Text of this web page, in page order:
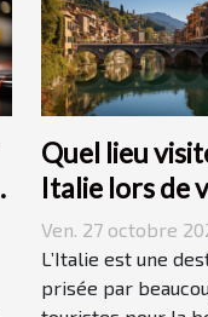
Quel lieu
Italie lors de
vacances ?
Ven. 27 octobre
L’Italie est une
prisée par